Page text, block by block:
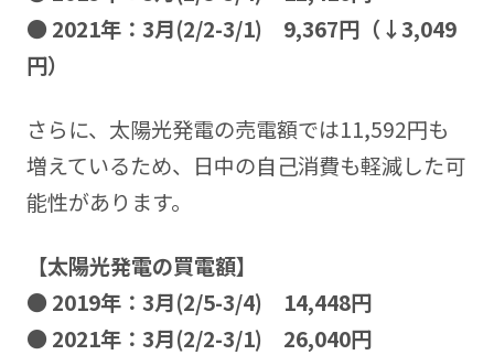
● 2021年：3月(2/2-3/1) 9,367円（↓3,049
円）
さらに、太陽光発電の売電額では11,592円も
増えているため、日中の自己消費も軽減した可
能性があります。
【太陽光発電の買電額】
● 2019年：3月(2/5-3/4) 14,448円
● 2021年：3月(2/2-3/1) 26,040円